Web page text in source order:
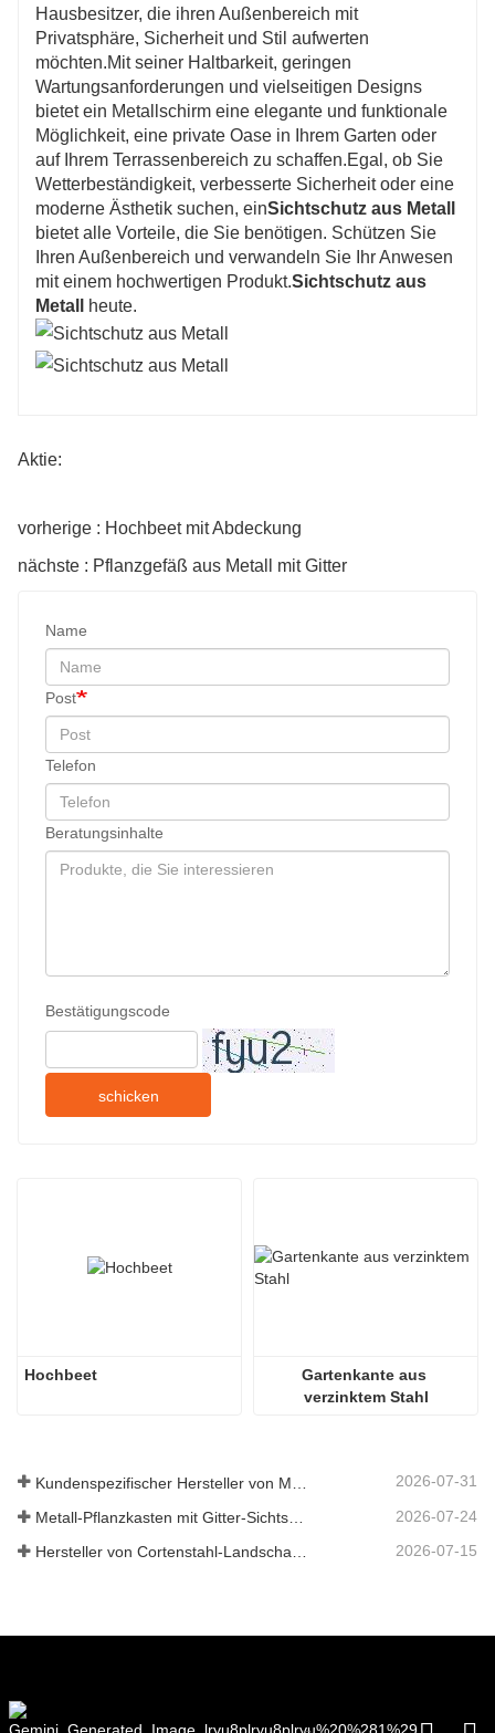
Hausbesitzer, die ihren Außenbereich mit
Privatsphäre, Sicherheit und Stil aufwerten
möchten.Mit seiner Haltbarkeit, geringen
Wartungsanforderungen und vielseitigen Designs
bietet ein Metallschirm eine elegante und funktionale
Möglichkeit, eine private Oase in Ihrem Garten oder
auf Ihrem Terrassenbereich zu schaffen.Egal, ob Sie
Wetterbeständigkeit, verbesserte Sicherheit oder eine
moderne Ästhetik suchen, einSichtschutz aus Metall
bietet alle Vorteile, die Sie benötigen. Schützen Sie
Ihren Außenbereich und verwandeln Sie Ihr Anwesen
mit einem hochwertigen Produkt.Sichtschutz aus
Metall
heute.
Aktie:
vorherige : Hochbeet mit Abdeckung
nächste : Pflanzgefäß aus Metall mit Gitter
Name
Post
Telefon
Beratungsinhalte
Bestätigungscode
schicken
Gartenkante aus
verzinktem Stahl
2026-07-31
2026-07-24
2026-07-15